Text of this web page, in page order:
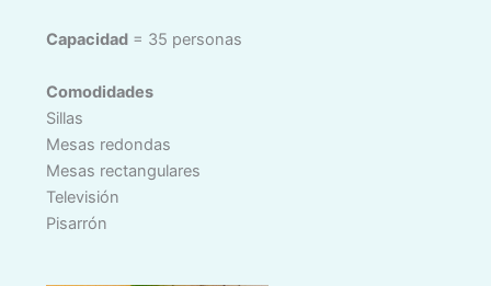
Capacidad = 35 personas
Comodidades
Sillas
Mesas redondas
Mesas rectangulares
Televisión
Pisarrón